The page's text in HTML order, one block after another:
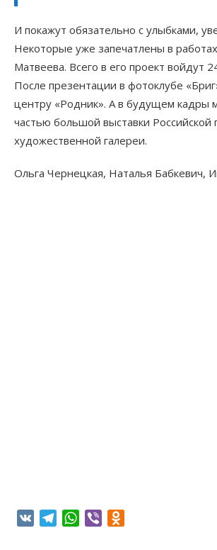
И покажут обязательно с улыбками,
Некоторые уже запечатлены в
Матвеева. Всего в его проект войдут
После презентации в фотоклубе
центру «Родник». А в будущем кадры
частью большой выставки Российской
художественной галереи.
Ольга Чернецкая, Наталья Бабкевич,
VK TelegramWhatsApp
Viber